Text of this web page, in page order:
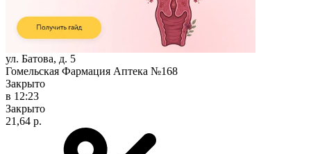
ул. Батова, д. 5
Гомельская Фармация Аптека №168
Закрыто
в 12:23
Закрыто
21,64 р.